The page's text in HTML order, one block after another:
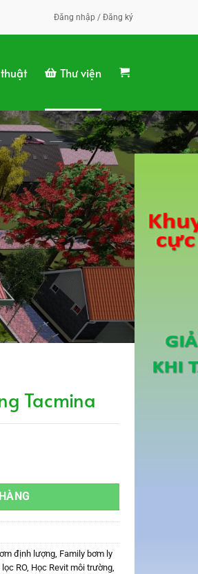
Đăng nhập / Đăng ký
Thư viện
Tacmina
định lượng, Family bơm ly
RO, Học Revit môi trường,